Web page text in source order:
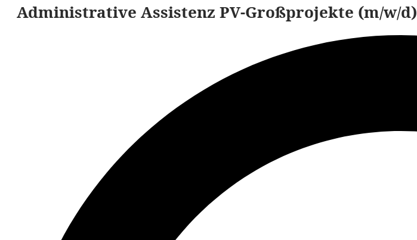
Administrative Assistenz PV-Großprojekte (m/w/d)